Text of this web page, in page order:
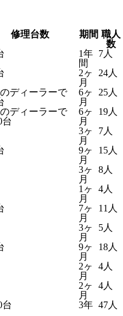
修理台数 期間 職人
数
1年
間
7人
2ヶ
月
24人
ディーラーで
6ヶ
月
25人
ディーラーで
台
6ヶ
月
19人
3ヶ
月
7人
9ヶ
月
15人
3ヶ
月
8人
1ヶ
月
4人
7ヶ
月
11人
3ヶ
月
5人
9ヶ
月
18人
2ヶ
月
4人
2ヶ
月
4人
台 3年 47人